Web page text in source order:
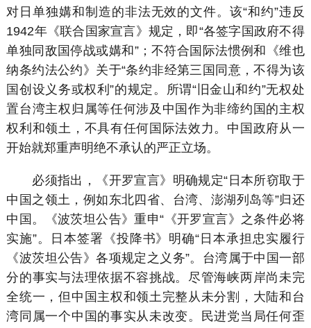
对日单独媾和制造的非法无效的文件。该“和约”违反
1942年《联合国家宣言》规定，即“各签字国政府不得
单独同敌国停战或媾和”；不符合国际法惯例和《维也
纳条约法公约》关于“条约非经第三国同意，不得为该
国创设义务或权利”的规定。所谓“旧金山和约”无权处
置台湾主权归属等任何涉及中国作为非缔约国的主权
权利和领土，不具有任何国际法效力。中国政府从一
开始就郑重声明绝不承认的严正立场。
必须指出，《开罗宣言》明确规定“日本所窃取于
中国之领土，例如东北四省、台湾、澎湖列岛等”归还
中国。《波茨坦公告》重申“《开罗宣言》之条件必将
实施”。日本签署《投降书》明确“日本承担忠实履行
《波茨坦公告》各项规定之义务”。台湾属于中国一部
分的事实与法理依据不容挑战。尽管海峡两岸尚未完
全统一，但中国主权和领土完整从未分割，大陆和台
湾同属一个中国的事实从未改变。民进党当局任何歪